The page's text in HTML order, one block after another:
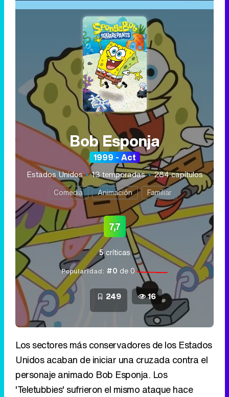
Bob Esponja
1999 - Act
Estados Unidos 13 temporadas 284 capítulos
Comedia Animación Familiar
7,7
5críticas
Popularidad: #0 de 0
249 16
Los sectores más conservadores de los Estados
Unidos acaban de iniciar una cruzada contra el
personaje animado Bob Esponja. Los
'Teletubbies' sufrieron el mismo ataque hace